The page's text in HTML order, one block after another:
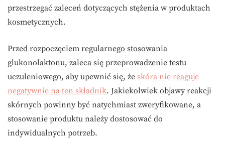
przestrzegać zaleceń dotyczących stężenia w produktach
kosmetycznych.
Przed rozpoczęciem regularnego stosowania
glukonolaktonu, zaleca się przeprowadzenie testu
uczuleniowego, aby upewnić się, że skóra nie reaguje
negatywnie na ten składnik. Jakiekolwiek objawy reakcji
skórnych powinny być natychmiast zweryfikowane, a
stosowanie produktu należy dostosować do
indywidualnych potrzeb.